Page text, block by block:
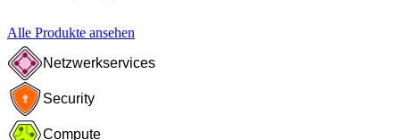
Alle Produkte ansehen
Netzwerkservices
Security
Compute